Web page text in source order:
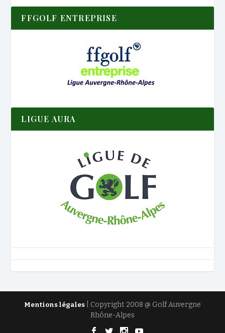
FFGOLF ENTREPRISE
LIGUE AURA
Mentions légales | Copyright 2008 @ Golf Auvergne
Rhône-Alpes